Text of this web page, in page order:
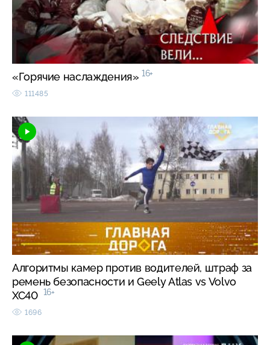
«Горячие наслаждения» 16+
111485
Алгоритмы камер против водителей, штраф за
ремень безопасности и Geely Atlas vs Volvo
XC40 16+
1696